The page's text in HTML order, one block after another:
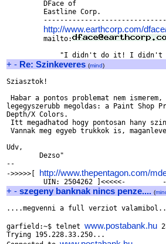
DFace of
Eastline Corp.
http://www.earthcorp.com/
         mailto:
+ - Re: Szinkeveres (mind)
Sziasztok!
Habar a pontos problemat nem
legegyszerubb megoldas: a Paint Shop
Depth/X Colors.
Itt megadhatod hogy pontosan hany
Vannak meg egyeb trukkok is,
Udv,
--
->>>>>[ http://www.thepentagon.com/
+ - szegeny banknak nincs penze.... (
....megvenni a full verziot
garfield:~$ telnet www.postabank.hu
Trying 195.228.33.250...